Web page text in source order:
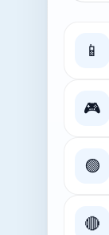
📱
🎮
🟢
🔴